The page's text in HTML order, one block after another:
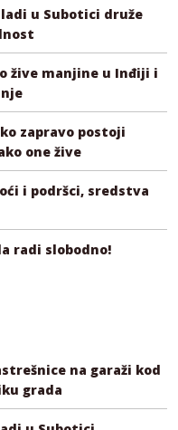
u Subotici druže
žive manjine u Inđiji i
zapravo postoji
one žive
i podršci, sredstva
radi slobodno!
na garaži kod
grada